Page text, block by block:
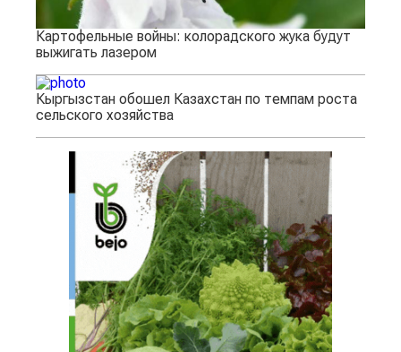
Картофельные войны: колорадского жука будут
выжигать лазером
Кыргызстан обошел Казахстан по темпам роста
сельского хозяйства